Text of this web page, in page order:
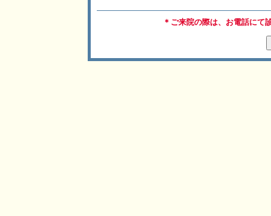
＊ご来院の際は、お電話にて